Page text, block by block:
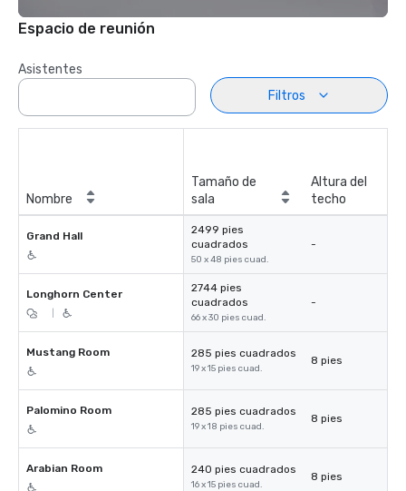
Espacio de reunión
Asistentes
Filtros
Nombre
Tamaño de
sala
Altura del
techo
Grand Hall
2499 pies
cuadrados
50 x 48 pies cuad.
-
Longhorn Center
2744 pies
cuadrados
66 x 30 pies cuad.
-
Mustang Room 285 pies cuadrados
19 x 15 pies cuad.
8 pies
Palomino Room 285 pies cuadrados
19 x 18 pies cuad.
8 pies
Arabian Room 240 pies cuadrados
16 x 15 pies cuad.
8 pies